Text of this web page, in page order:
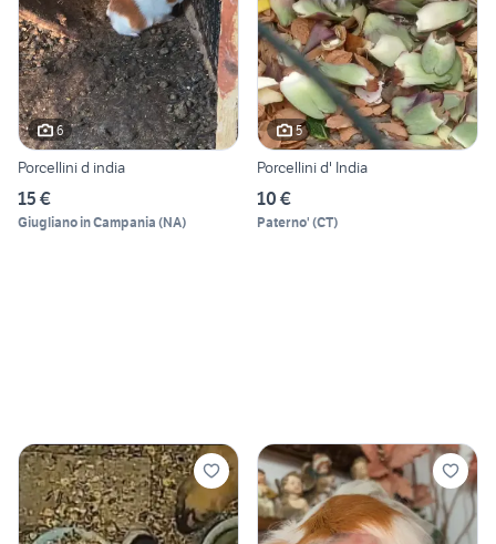
6
Porcellini d india
15 €
Giugliano in Campania (NA)
5
Porcellini d' India
10 €
Paterno' (CT)